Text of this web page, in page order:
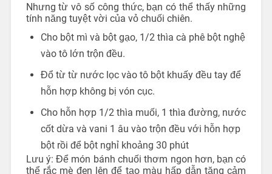
Nhưng từ vô số công thức, bạn có thể thấy những
tính năng tuyệt vời của vỏ chuối chiên.
Cho bột mì và bột gạo, 1/2 thìa cà phê bột nghệ
vào tô lớn trộn đều.
Đổ từ từ nước lọc vào tô bột khuấy đều tay để
hỗn hợp không bị vón cục.
Cho hỗn hợp 1/2 thìa muối, 1 thìa đường, nước
cốt dừa và vani 1 âu vào trộn đều với hỗn hợp
bột rồi để bột nghỉ khoảng 30 phút
Lưu ý: Để món bánh chuối thơm ngon hơn, bạn có
thể rắc mè đen lên để tạo màu hấp dẫn tăng cảm